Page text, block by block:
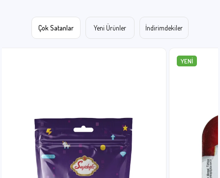
Çok Satanlar Yeni Ürünler İndirimdekiler